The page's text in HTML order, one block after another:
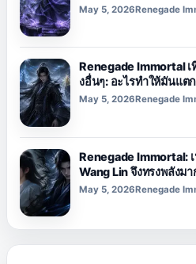
May 5, 2026Renegade
Renegade Immortal เ
งอื่นๆ: อะไรทำให้มันแต
May 5, 2026Renegade
Renegade Immortal:
Wang Lin จึงทรงพลังมา
May 5, 2026Renegade